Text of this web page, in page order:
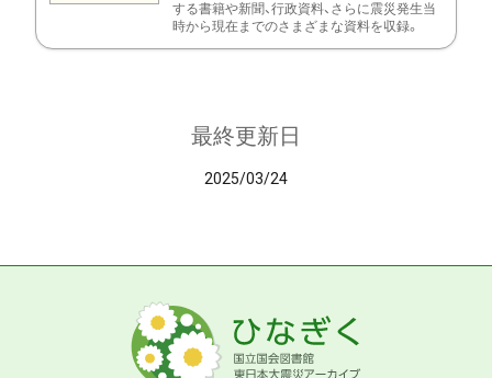
する書籍や新聞、行政資料、さらに震災発生当
時から現在までのさまざまな資料を収録。
最終更新日
2025/03/24